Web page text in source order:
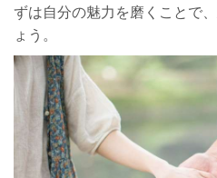
ずは自分の魅力を磨くことで、
ょう。